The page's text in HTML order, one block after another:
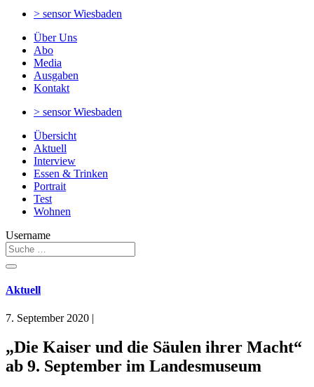
> sensorWiesbaden
Über Uns
Abo
Media
Ausgaben
Kontakt
> sensorWiesbaden
Übersicht
Aktuell
Interview
Essen & Trinken
Portrait
Test
Wohnen
Username
Aktuell
7. September 2020 |
„Die Kaiser und die Säulen ihrer Macht“
ab 9. September im Landesmuseum